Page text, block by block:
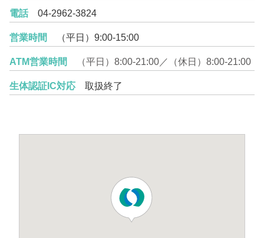
電話 04-2962-3824
営業時間 （平日）9:00-15:00
ATM営業時間 （平日）8:00-21:00／（休日）8:00-21:00
生体認証IC対応 取扱終了